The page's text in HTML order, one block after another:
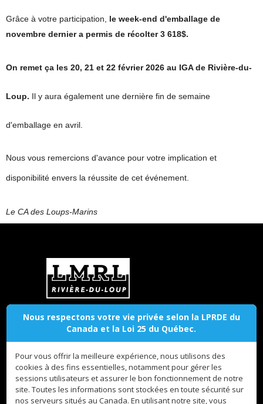
Grâce à votre participation, le week-end d'emballage de
novembre dernier a permis de récolter 3 618$.
On remet ça les 20, 21 et 22 février 2026 au IGA de Rivière-du-
Loup. Il y aura également une dernière fin de semaine
d'emballage en avril.
Nous vous remercions d'avance pour votre implication et
disponibilité envers la réussite de cet événement.
Le CA des Loups-Marins
Club de natation Les Loups Marins de Rivière-du-Loup
ADRESSE
Cegep de Riviere-du-Loup, 400 rue
Landry, Riviere-du-Loup, Quebec,
Canada
CONTACT
loupsmarins.ca
Nous respectons votre vie privée selon la LPRDE du
Canada et la Loi 25 du Québec.
Pour vous offrir la meilleure expérience, nous utilisons des
cookies à des fins essentielles, notamment pour gérer les
sessions utilisateurs et assurer le bon fonctionnement de notre
site. Toutes les informations sont stockées en toute sécurité sur
nos serveurs situés au Canada. En utilisant notre site, vous